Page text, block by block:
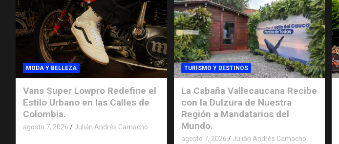
MODA Y BELLEZA
Vans Super Lowpro Redefine el
Estilo Urbano en las Calles de
Colombia.
agosto 7, 2026 Julián Andrés Camacho
TURISMO Y DESTINOS
La Cabaña Vallecaucana Recibe
con la Dulzura de Nuestra
Región a Mandatarios del
Mundo.
agosto 7, 2026 Julián Andrés Camacho